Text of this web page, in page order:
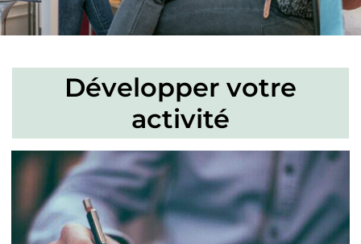
Développer votre
activité